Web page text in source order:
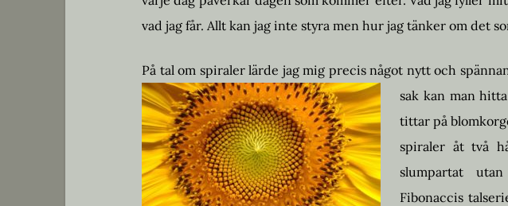
vad jag får. Allt kan jag inte styra men hur jag tänker om det
På tal om spiraler lärde jag mig precis något nytt och
sak kan man
tittar på
spiraler åt två
slumpartat
Fibonaccis